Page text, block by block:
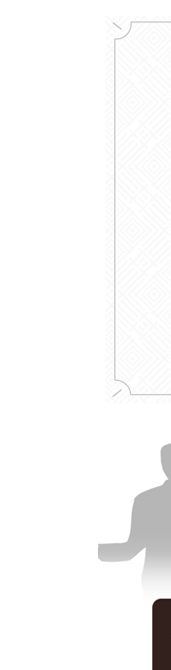
- 문종(文
- 수양대군
무서운 호
- 모사꾼
단명한 호
【 제9대 성
모범생 호
- 왕위 계
- 조선 고유
- 왕으로서
미친 호랑